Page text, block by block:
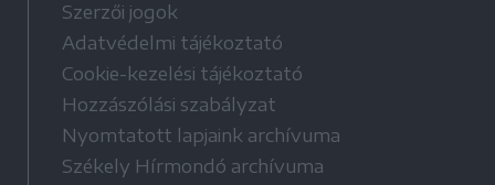
Szerzői jogok
Adatvédelmi tájékoztató
Cookie-kezelési tájékoztató
Hozzászólási szabályzat
Nyomtatott lapjaink archívuma
Székely Hírmondó archívuma